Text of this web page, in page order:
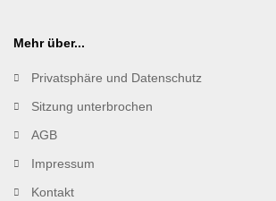
Mehr über...
Privatsphäre und Datenschutz
Sitzung unterbrochen
AGB
Impressum
Kontakt